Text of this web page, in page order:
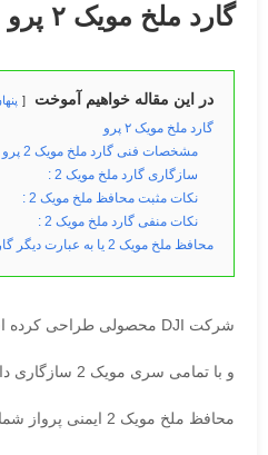
گارد ملخ مویک ۲ پرو
در این مقاله خواهیم آموخت
گارد ملخ مویک ۲ پرو
مشخصات فنی گارد ملخ مویک 2 پرو
سازگاری گارد ملخ مویک 2 :
نکات مثبت محافظ ملخ مویک 2 :
نکات منفی گارد ملخ مویک 2 :
محافظ ملخ مویک 2 یا به عبارت دیگر گارد ملخ مویک 2
شرکت DJI محصولی طراحی کرده است با نام گارد ملخ مویک ۲ پرو که برای سری Mavic 2 قابل استفاده است
و با تمامی سری مویک 2 سازگاری دارد و شما میتوانید این محصول را بر روی مویک 2 زوم نیز استفاده کنید.
محافظ ملخ مویک 2 ایمنی پرواز شما را با کوادکوپتر چندین برابر می کند